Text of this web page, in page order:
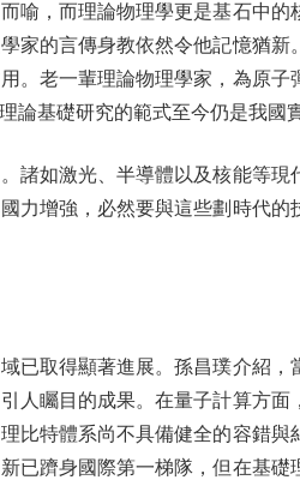
，而理論物理學更是基石中的
家的言傳身教依然令他記憶猶
。老一輩理論物理學家，為原
論基礎研究的範式至今仍是我國
如激光、半導體以及核能等現
力增強，必然要與這些劃時代
取得顯著進展。孫昌璞介紹，
人矚目的成果。在量子計算方面
比特體系尚不具備健全的容錯
已躋身國際第一梯隊，但在基